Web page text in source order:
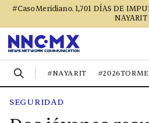
#CasoMeridiano. 1,701 DÍAS DE
NAYARIT
#NAYARIT
SEGURIDAD